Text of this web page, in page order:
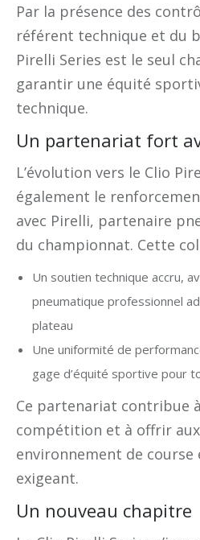
Par la présence des
référent technique et du
Pirelli Series est le seul
garantir une équité
technique.
Un partenariat fort
L’évolution vers le Clio
également le
avec Pirelli, partenaire
du championnat. Cette
Un soutien technique accru,
pneumatique professionnel
plateau
Une uniformité de
gage d’équité sportive pour
Ce partenariat contribue
compétition et à offrir
environnement de course
exigeant.
Un nouveau chapitre